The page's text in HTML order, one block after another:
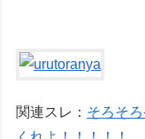
関連スレ： そろそ